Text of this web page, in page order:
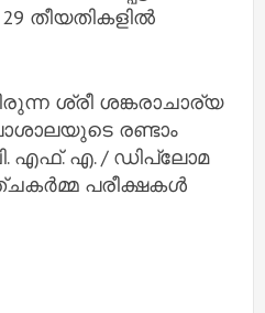
തീയതികളിൽ
ശ്രീ ശങ്കരാചാര്യ
രണ്ടാം
എഫ്. എ. / ഡിപ്ലോമ
പരീക്ഷകൾ